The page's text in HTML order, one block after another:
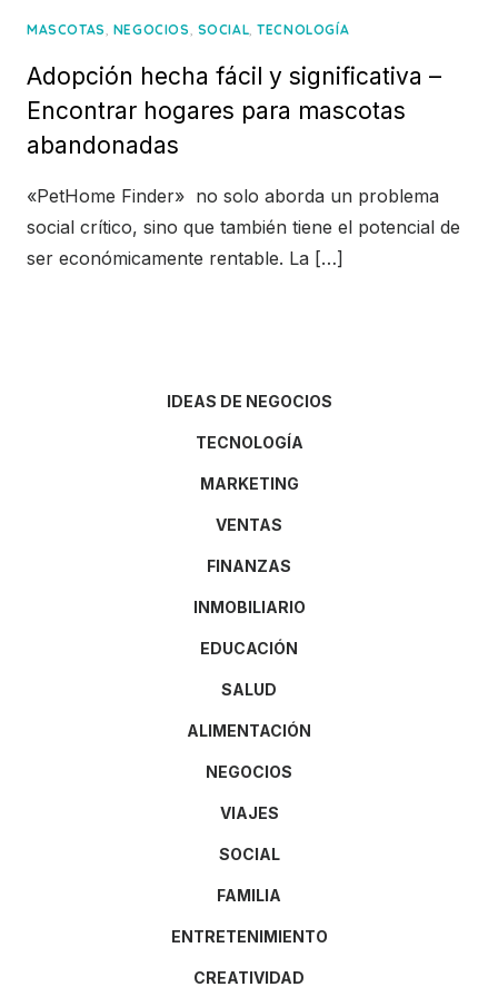
MASCOTAS, NEGOCIOS, SOCIAL,TECNOLOGÍA
Adopción hecha fácil y significativa –
Encontrar hogares para mascotas
abandonadas
«PetHome Finder» no solo aborda un problema
social crítico, sino que también tiene el potencial de
ser económicamente rentable. La […]
IDEAS DE NEGOCIOS
TECNOLOGÍA
MARKETING
VENTAS
FINANZAS
INMOBILIARIO
EDUCACIÓN
SALUD
ALIMENTACIÓN
NEGOCIOS
VIAJES
SOCIAL
FAMILIA
ENTRETENIMIENTO
CREATIVIDAD